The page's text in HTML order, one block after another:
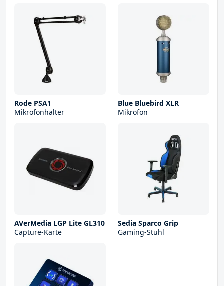
Rode PSA1
Mikrofonhalter
Blue Bluebird XLR
Mikrofon
AVerMedia LGP Lite GL310
Capture-Karte
Sedia Sparco Grip
Gaming-Stuhl